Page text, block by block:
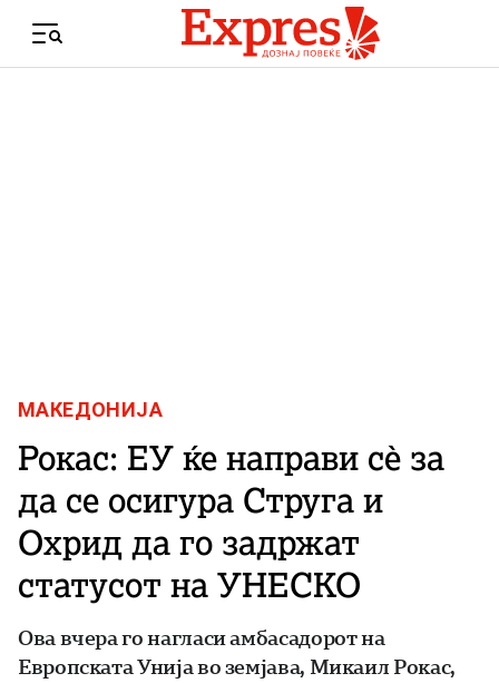
Menu
МАКЕДОНИЈА
Рокас: ЕУ ќе направи сè за
да се осигура Струга и
Охрид да го задржат
статусот на УНЕСКО
Ова вчера го нагласи амбасадорот на
Европската Унија во земјава, Микаил Рокас,